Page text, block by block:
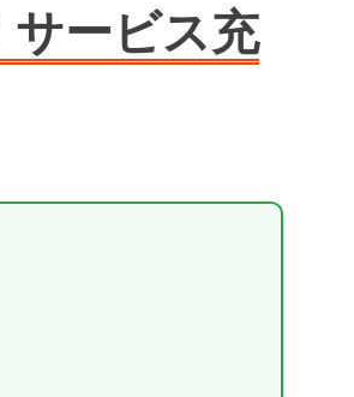
サービス充